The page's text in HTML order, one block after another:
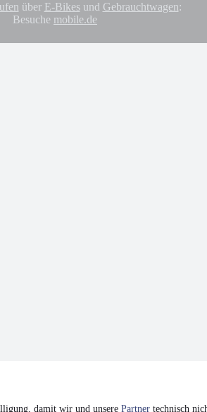
damit wir und unsere Partner technisch
über E-Bikesund Gebrauchtwagen:
Besuche mobile.de